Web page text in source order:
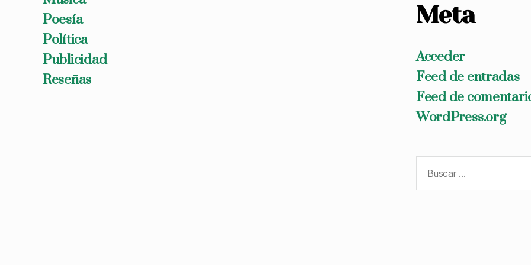
Poesía
Política
Publicidad
Reseñas
Meta
Acceder
Feed de entradas
Feed de
WordPress.org